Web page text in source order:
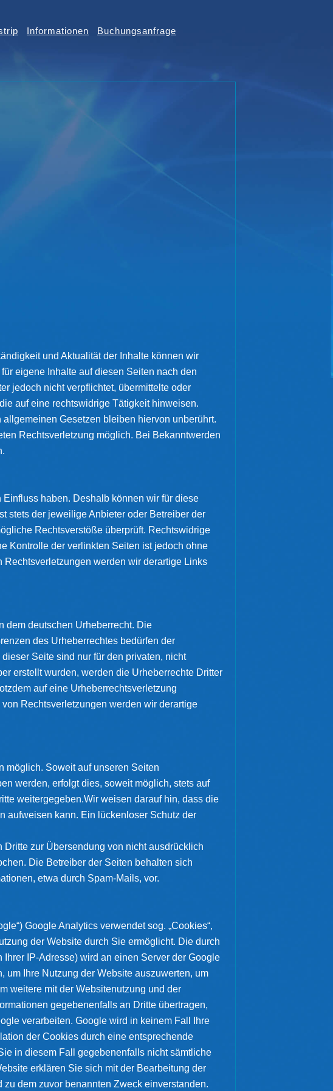
Informationen Buchungsanfrage
und Aktualität der Inhalte können wir
eigene Inhalte auf diesen Seiten nach den
jedoch nicht verpflichtet, übermittelte oder
auf eine rechtswidrige Tätigkeit hinweisen.
Gesetzen bleiben hiervon unberührt.
Rechtsverletzung möglich. Bei Bekanntwerden
haben. Deshalb können wir für diese
stets der jeweilige Anbieter oder Betreiber der
Rechtsverstöße überprüft. Rechtswidrige
Kontrolle der verlinkten Seiten ist jedoch ohne
werden wir derartige Links
dem deutschen Urheberrecht. Die
des Urheberrechtes bedürfen der
Seite sind nur für den privaten, nicht
erstellt wurden, werden die Urheberrechte Dritter
auf eine Urheberrechtsverletzung
Rechtsverletzungen werden wir derartige
möglich. Soweit auf unseren Seiten
werden, erfolgt dies, soweit möglich, stets auf
weitergegeben.Wir weisen darauf hin, dass die
aufweisen kann. Ein lückenloser Schutz der
zur Übersendung von nicht ausdrücklich
Die Betreiber der Seiten behalten sich
etwa durch Spam-Mails, vor.
Google Analytics verwendet sog. „Cookies“,
der Website durch Sie ermöglicht. Die durch
IP-Adresse) wird an einen Server der Google
um Ihre Nutzung der Website auszuwerten, um
weitere mit der Websitenutzung und der
gegebenenfalls an Dritte übertragen,
verarbeiten. Google wird in keinem Fall Ihre
der Cookies durch eine entsprechende
in diesem Fall gegebenenfalls nicht sämtliche
erklären Sie sich mit der Bearbeitung der
dem zuvor benannten Zweck einverstanden.